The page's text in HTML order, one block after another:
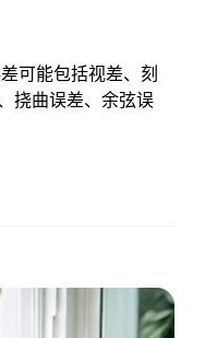
可能包括视差、刻
挠曲误差、余弦误